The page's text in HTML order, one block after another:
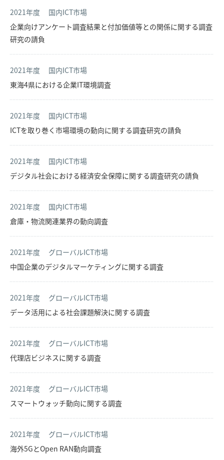
2021年度
国内ICT市場
企業向けアンケート調査結果と付加価値等との関係に関する調査
研究の請負
2021年度
国内ICT市場
東海4県における企業IT環境調査
2021年度
国内ICT市場
ICTを取り巻く市場環境の動向に関する調査研究の請負
2021年度
国内ICT市場
デジタル社会における経済安全保障に関する調査研究の請負
2021年度
国内ICT市場
倉庫・物流関連業界の動向調査
2021年度
グローバルICT市場
中国企業のデジタルマーケティングに関する調査
2021年度
グローバルICT市場
データ活用による社会課題解決に関する調査
2021年度
グローバルICT市場
代理店ビジネスに関する調査
2021年度
グローバルICT市場
スマートウォッチ動向に関する調査
2021年度
グローバルICT市場
海外5GとOpen RAN動向調査